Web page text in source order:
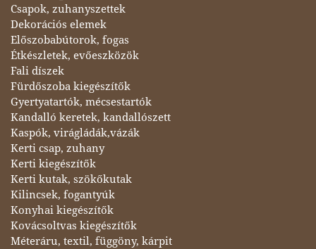
Csapok, zuhanyszettek
Dekorációs elemek
Előszobabútorok, fogas
Étkészletek, evőeszközök
Fali díszek
Fürdőszoba kiegészítők
Gyertyatartók, mécsestartók
Kandalló keretek, kandallószett
Kaspók, virágládák,vázák
Kerti csap, zuhany
Kerti kiegészítők
Kerti kutak, szökőkutak
Kilincsek, fogantyúk
Konyhai kiegészítők
Kovácsoltvas kiegészítők
Méteráru, textil, függöny, kárpit